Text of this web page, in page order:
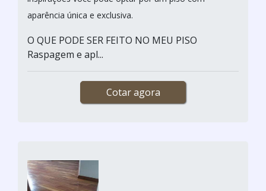
aparência única e exclusiva.
O QUE PODE SER FEITO NO MEU PISO
Raspagem e apl...
Cotar agora